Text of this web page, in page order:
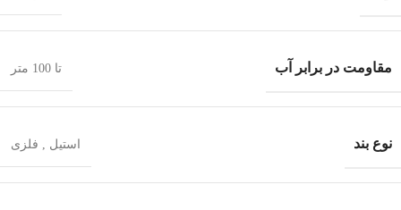
مقاومت در برابر آب تا 100 متر
نوع بند استیل فلزی